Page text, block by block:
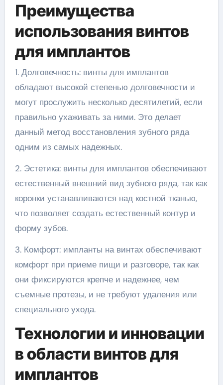
Преимущества
использования винтов
для имплантов
1. Долговечность: винты для имплантов
обладают высокой степенью долговечности и
могут прослужить несколько десятилетий, если
правильно ухаживать за ними. Это делает
данный метод восстановления зубного ряда
одним из самых надежных.
2. Эстетика: винты для имплантов обеспечивают
естественный внешний вид зубного ряда, так как
коронки устанавливаются над костной тканью,
что позволяет создать естественный контур и
форму зубов.
3. Комфорт: импланты на винтах обеспечивают
комфорт при приеме пищи и разговоре, так как
они фиксируются крепче и надежнее, чем
съемные протезы, и не требуют удаления или
специального ухода.
Технологии и инновации
в области винтов для
имплантов